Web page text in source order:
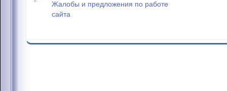
Жалобы и предложения по работе
сайта